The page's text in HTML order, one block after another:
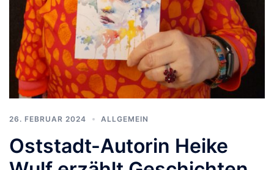
26. FEBRUAR 2024 ALLGEMEIN
Oststadt-Autorin Heike